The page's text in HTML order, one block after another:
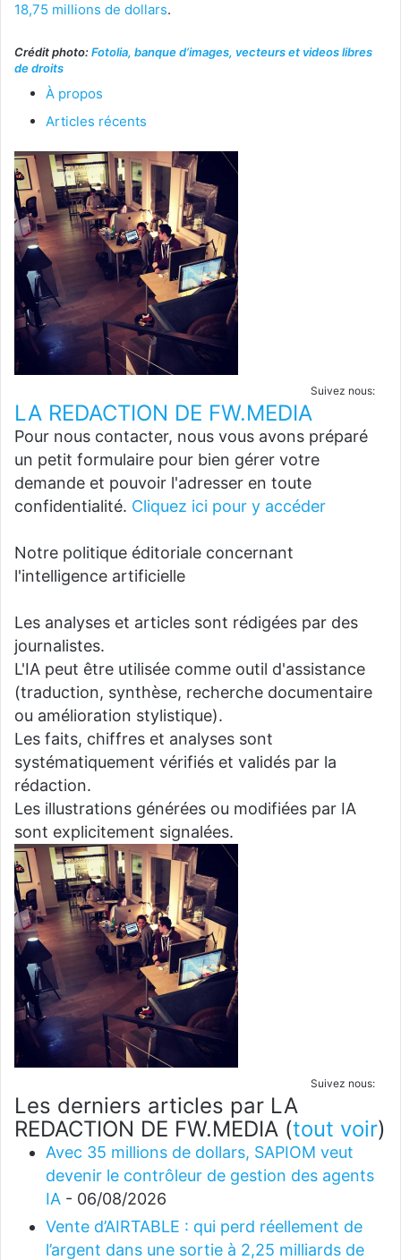
18,75 millions de dollars.
Crédit photo:Fotolia, banque d’images, vecteurs et videos libres
de droits
À propos
Articles récents
Suivez nous:
LA REDACTION DE FW.MEDIA
Pour nous contacter, nous vous avons préparé
un petit formulaire pour bien gérer votre
demande et pouvoir l'adresser en toute
confidentialité. Cliquez ici pour y accéder
Notre politique éditoriale concernant
l'intelligence artificielle
Les analyses et articles sont rédigées par des
journalistes.
L'IA peut être utilisée comme outil d'assistance
(traduction, synthèse, recherche documentaire
ou amélioration stylistique).
Les faits, chiffres et analyses sont
systématiquement vérifiés et validés par la
rédaction.
Les illustrations générées ou modifiées par IA
sont explicitement signalées.
Suivez nous:
Les derniers articles par LA
REDACTION DE FW.MEDIA (tout voir)
Avec 35 millions de dollars, SAPIOM veut
devenir le contrôleur de gestion des agents
IA - 06/08/2026
Vente d’AIRTABLE : qui perd réellement de
l’argent dans une sortie à 2,25 milliards de